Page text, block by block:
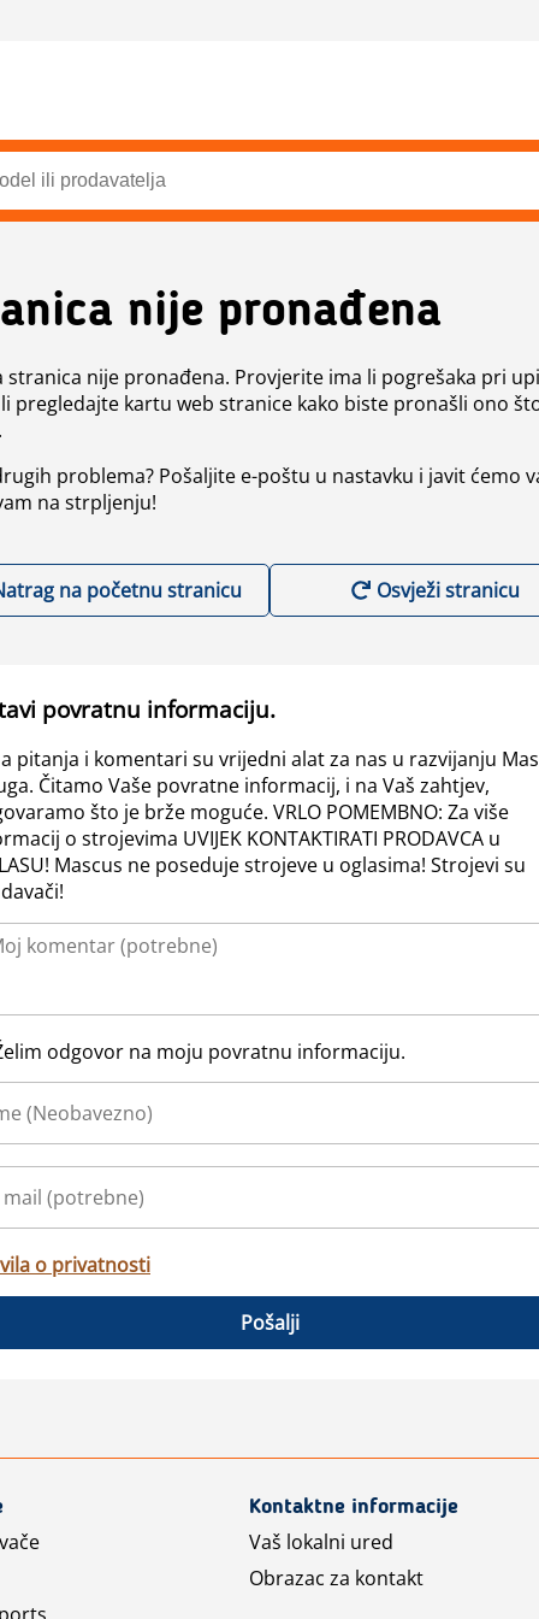
nije pronađena
stranica nije pronađena. Provjerite ima li pogrešaka pri
pregledajte kartu web stranice kako biste pronašli ono
problema? Pošaljite e-poštu u nastavku i javit ćemo
na strpljenju!
na početnu stranicu Osvježi stranicu
povratnu informaciju.
pitanja i komentari su vrijedni alat za nas u razvijanju
Čitamo Vaše povratne informacij, i na Vaš zahtjev,
što je brže moguće. VRLO POMEMBNO: Za više
o strojevima UVIJEK KONTAKTIRATI PRODAVCA u
Mascus ne poseduje strojeve u oglasima! Strojevi su
odgovor na moju povratnu informaciju.
o privatnosti
Pošalji
Kontaktne informacije
Vaš lokalni ured
Obrazac za kontakt